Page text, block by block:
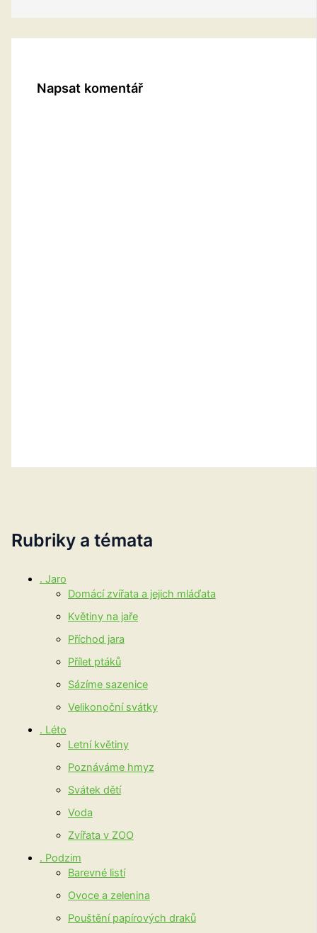
Rubriky a témata
. Jaro
Domácí zvířata a jejich mláďata
Květiny na jaře
Příchod jara
Přílet ptáků
Sázíme sazenice
Velikonoční svátky
. Léto
Letní květiny
Poznáváme hmyz
Svátek dětí
Voda
Zvířata v ZOO
. Podzim
Barevné listí
Ovoce a zelenina
Pouštění papírových draků
Napsat komentář